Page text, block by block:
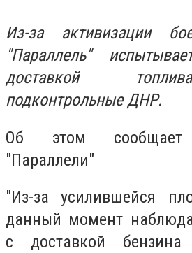
Из-за активизации
"Параллель"
доставкой
подконтрольные ДНР.
Об этом сообщает
"Параллели"
"Из-за усилившейся
данный момент
с доставкой